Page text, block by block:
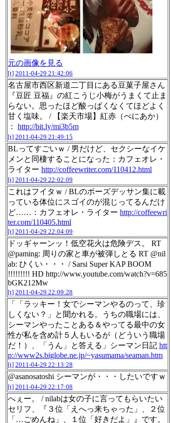
元の画像を見る
[t] 2011-04-29 21:42:06
名古屋市西区新道二丁目にある豆菓子屋さん
『豆匠 豆福』の紅こうじ小梅がうまくて止ま
らない。思ったほど酸っぱくなくてほどよく
甘く塩味。 / 【楽天市場】紅赤（べにあか）
： http://bit.ly/mi3b5m
[t] 2011-04-29 21:49:15
BLってすごいｗ / 男だけど、セクシーなイケ
メンと同棲することになった：カフェオレ・
ライター http://coffeewriter.com/110412.html
[t] 2011-04-29 22:02:09
これはフイタｗ / BLのポーズデッサン集に載
っている体位にスゴイのが混じってるんだけ
ど……：カフェオレ・ライター http://coffeewri
ter.com/110405.html
[t] 2011-04-29 22:04:09
ドッギャーンッ！低空花火は危険デス。 RT
@paming: 周りの家と車が被弾しとる RT @nil
ab: ひくい・・・ / Sarsi Super KAP BOOM
!!!!!!!!! HD http://www.youtube.com/watch?v=685
bGK212Mw
[t] 2011-04-29 22:09:28
「「ラッキー！女でシーマンやるのって、珍
しくない？」と聞かれる。うちの職場には、
シーマンやったことある＆やってる最中の女
性が私を含め計５人もいるが（どういう職場
だ！）、「うん」と答える」シーマン日記 htt
p://www2s.biglobe.ne.jp/~yasumama/seaman.htm
[t] 2011-04-29 22:13:28
@asanosatoshi シーマンが・・・したいですｗ
[t] 2011-04-29 22:17:08
へぇー。 / nilabは女の子に言ってもらいたい
セリフ、『３位「えへっ来ちゃった」、２位
「…ごめんね」、１位「好きだよ」』です。